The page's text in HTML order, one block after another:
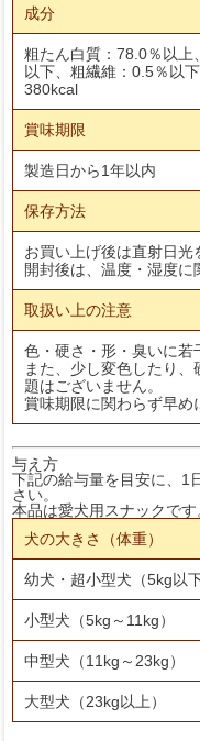
成分
粗たん白質：78.0％以上
以下、粗繊維：0.5％以
380kcal
賞味期限
製造日から1年以内
保存方法
お買い上げ後は直射日光
開封後は、温度・湿度に
取扱い上の注意
色・硬さ・形・臭いに若
また、少し変色したり
題はございません。
賞味期限に関わらず早め
与え方
下記の給与量を目安に、1
さい。
本品は愛犬用スナックで
犬の大きさ（体重）
幼犬・超小型犬（5kg以下
小型犬（5kg～11kg）
中型犬（11kg～23kg）
大型犬（23kg以上）